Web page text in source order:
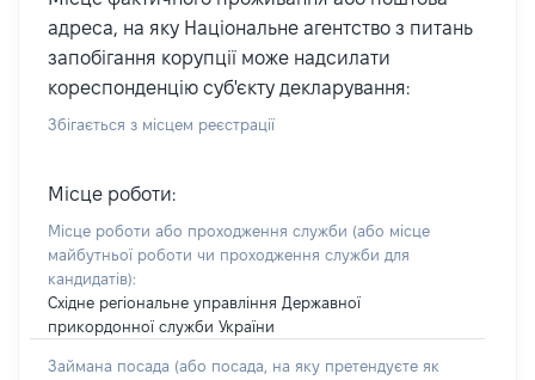
адреса, на яку Національне агентство з питань
запобігання корупції може надсилати
кореспонденцію суб'єкту декларування:
Збігається з місцем реєстрації
Місце роботи:
Місце роботи або проходження служби (або місце
майбутньої роботи чи проходження служби для
кандидатів):
Східне регіональне управління Державної
прикордонної служби України
Займана посада (або посада, на яку претендуєте як